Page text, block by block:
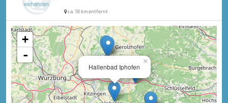
ca. 18 km entfernt
×
Hallenbad Iphofen
+
-